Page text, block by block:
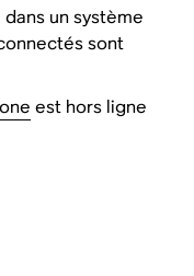
un système
sont
est hors ligne